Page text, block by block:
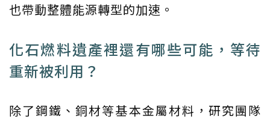
也帶動整體能源轉型的加速。
化石燃料遺產裡還有哪些可能，等待
重新被利用？
除了鋼鐵、銅材等基本金屬材料，研究團隊